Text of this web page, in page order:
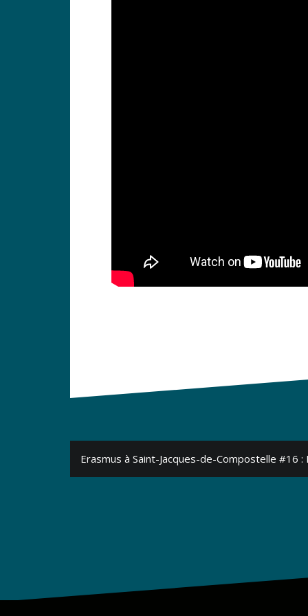
Navigation
de
Erasmus à Saint-Jacques-de-Compostelle #16